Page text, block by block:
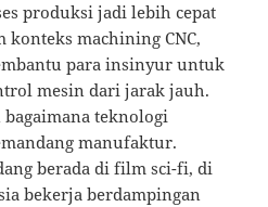
produksi jadi lebih cepat
konteks machining CNC,
para insinyur untuk
mesin dari jarak jauh.
teknologi
manufaktur.
berada di film sci-fi, di
bekerja berdampingan